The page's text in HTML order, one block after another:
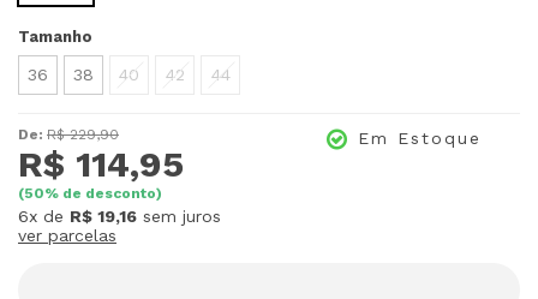
Tamanho
36 38 40 42 44
De: R$ 229,90
R$ 114,95
(50% de desconto)
6x de R$ 19,16 sem juros
ver parcelas
Em Estoque